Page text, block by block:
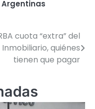
cuota “extra” del
Inmobiliario, quiénes
tienen que pagar